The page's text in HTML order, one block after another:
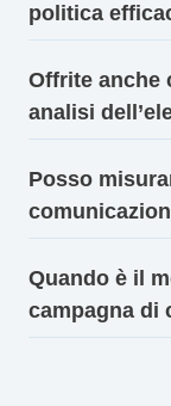
politica
Offrite anche
analisi
Posso
Quando è il
campagna di